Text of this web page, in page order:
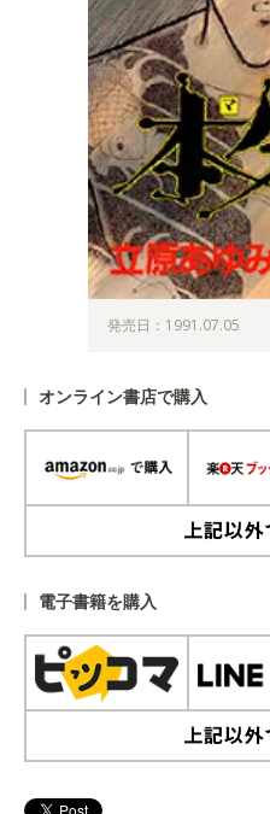
発売日：1991.07.05
オンライン書店で購入
電子書籍を購入